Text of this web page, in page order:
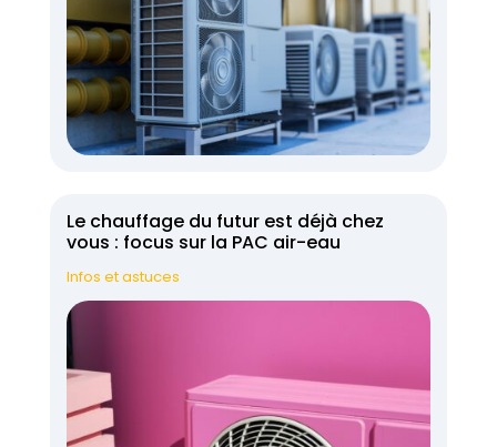
Le chauffage du futur est déjà chez
vous : focus sur la PAC air-eau
Infos et astuces